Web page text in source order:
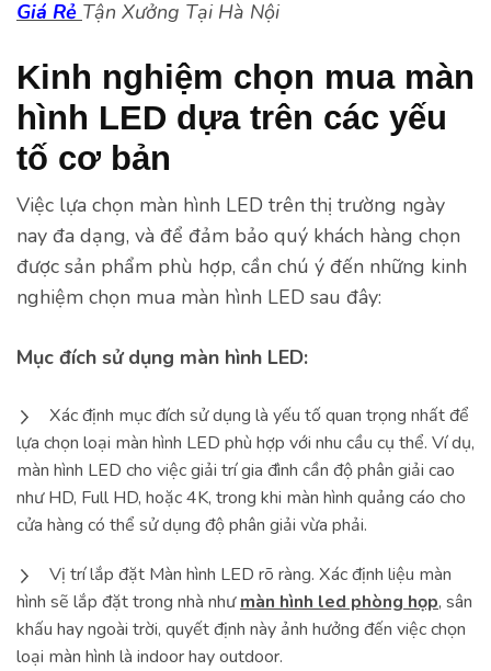
Giá Rẻ Tận Xưởng Tại Hà Nội
Kinh nghiệm chọn mua màn
hình LED dựa trên các yếu
tố cơ bản
Việc lựa chọn màn hình LED trên thị trường ngày
nay đa dạng, và để đảm bảo quý khách hàng chọn
được sản phẩm phù hợp, cần chú ý đến những kinh
nghiệm chọn mua màn hình LED sau đây:
Mục đích sử dụng màn hình LED:
Xác định mục đích sử dụng là yếu tố quan trọng nhất để
lựa chọn loại màn hình LED phù hợp với nhu cầu cụ thể. Ví dụ,
màn hình LED cho việc giải trí gia đình cần độ phân giải cao
như HD, Full HD, hoặc 4K, trong khi màn hình quảng cáo cho
cửa hàng có thể sử dụng độ phân giải vừa phải.
Vị trí lắp đặt Màn hình LED rõ ràng. Xác định liệu màn
hình sẽ lắp đặt trong nhà nhưmàn hình led phòng họp, sân
khấu hay ngoài trời, quyết định này ảnh hưởng đến việc chọn
loại màn hình là indoor hay outdoor.